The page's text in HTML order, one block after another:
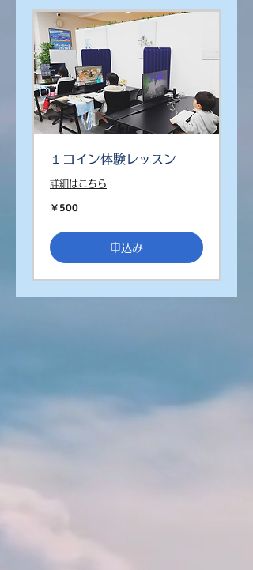
１コイン体験レッスン
詳細はこちら
500
円
￥500
申込み